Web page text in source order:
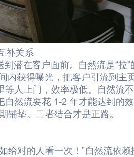
补关系
到潜在客户面前。自然流是“拉
内获得曝光，把客户引流到主
等人上门，效率极低。自然流
然流要花 1-2 年才能达到的
铺垫。二者结合才是正路。
给对的人看一次！”自然流依